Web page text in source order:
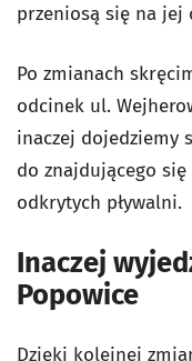
przeniosą się na jej
Po zmianach
odcinek ul.
inaczej dojedziemy
do znajdującego
odkrytych pływalni.
Inaczej
Popowice
Dzięki kolejnej